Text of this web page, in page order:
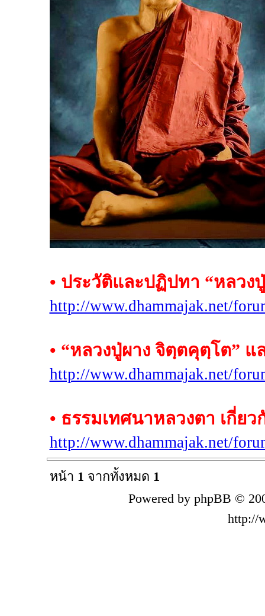
• ประวัติและปฏิปทา “หลวง
http://www.dhammajak.net/
• “หลวงปู่ผาง จิตฺตคุตฺโต”
http://www.dhammajak.net/
• ธรรมเทศนาหลวงตา เกี่ย
http://www.dhammajak.net/
หน้า 1 จากทั้งหมด 1
Powered by phpBB ©
http://